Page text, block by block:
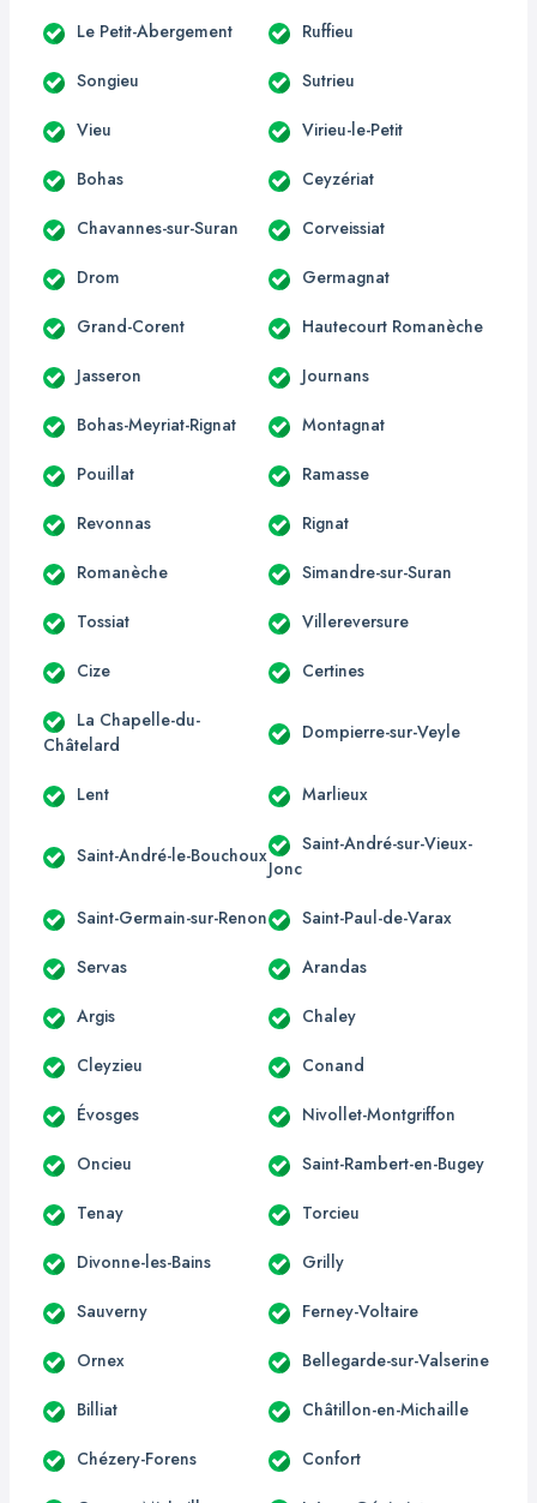
Le Petit-Abergement Ruffieu
Songieu Sutrieu
Vieu Virieu-le-Petit
Bohas Ceyzériat
Chavannes-sur-Suran Corveissiat
Drom Germagnat
Grand-Corent Hautecourt Romanèche
Jasseron Journans
Bohas-Meyriat-Rignat Montagnat
Pouillat Ramasse
Revonnas Rignat
Romanèche Simandre-sur-Suran
Tossiat Villereversure
Cize Certines
La Chapelle-du-
Châtelard
Dompierre-sur-Veyle
Lent Marlieux
Saint-André-le-Bouchoux
Saint-André-sur-Vieux-
Jonc
Saint-Germain-sur-Renon Saint-Paul-de-Varax
Servas Arandas
Argis Chaley
Cleyzieu Conand
Évosges Nivollet-Montgriffon
Oncieu Saint-Rambert-en-Bugey
Tenay Torcieu
Divonne-les-Bains Grilly
Sauverny Ferney-Voltaire
Ornex Bellegarde-sur-Valserine
Billiat Châtillon-en-Michaille
Chézery-Forens Confort